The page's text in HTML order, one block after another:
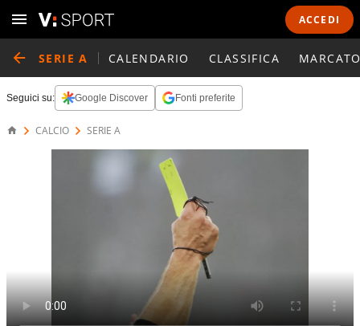
ACCEDI
SERIE A CALENDARIO CLASSIFICA
Seguici su: Google Discover Fonti preferite
CALCIO SERIE A